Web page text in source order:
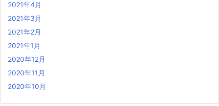
2021年4月
2021年3月
2021年2月
2021年1月
2020年12月
2020年11月
2020年10月